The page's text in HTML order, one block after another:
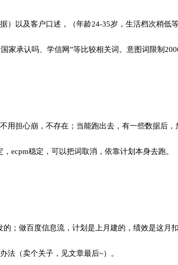
以及客户口述，（年龄24-35岁，生活档次稍低
承认吗、学信网”等比较相关词。意图词限制
担心崩，不存在；当能跑出去，有一些数据后，
ecpm稳定，可以把词取消，依靠计划本身去跑。
；做百度信息流，计划是上月建的，绩效是这月
法（卖个关子，见文章最后~）。